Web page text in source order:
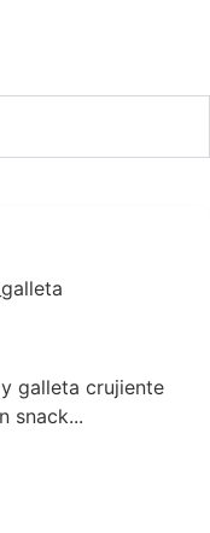
galleta crujiente
snack...